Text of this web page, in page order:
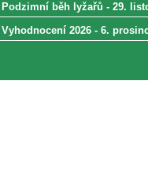
Podzimní běh lyžařů - 29.
Vyhodnocení 2026 - 6.